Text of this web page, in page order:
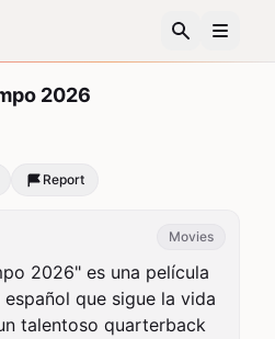
2026
Report
Movies
2026" es una película
que sigue la vida
talentoso quarterback